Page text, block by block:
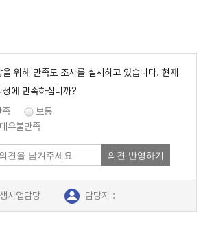
위해 만족도 조사를 실시하고 있습니다. 현재
에 만족하십니까?
족
보통
매우불만족
의견 반영하기
사업담당 담당자 :